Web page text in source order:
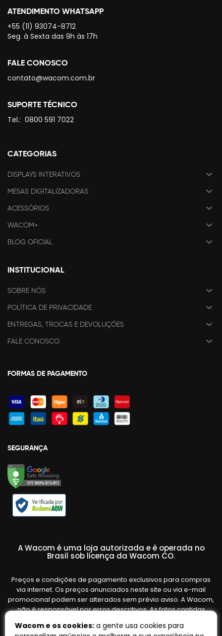
ATENDIMENTO WHATSAPP
+55 (11) 93074-8712
Seg. à Sexta das 9h às 17h
FALE CONOSCO
contato@wacom.com.br
SUPORTE TÉCNICO
Tel.: 0800 591 7022
CATEGORIAS
DISPLAYS INTERATIVOS
MESAS DIGITALIZADORAS
ACESSÓRIOS
WACOM+
BLOG OFICIAL
INSTITUCIONAL
SOBRE NÓS
POLÍTICA DE PRIVACIDADE
ENTREGAS, TROCAS E DEVOLUÇÕES
FALE CONOSCO
FORMAS DE PAGAMENTO
SEGURANÇA
A Wacom é uma loja autorizada e é operada no
Brasil sob licença da Wacom CO.
Preços e condições de pagamento exclusivos para compras
via internet. Os preços anunciados neste site ou via e-mail
promocional podem ser alterados sem prévio aviso. A Wacom,
não é responsável por erros descritivos. As fotos contidas
variar de acordo com o fornecedor/lote do fabricante. Ofertas
Wacom e os cookies: a gente usa cookies para